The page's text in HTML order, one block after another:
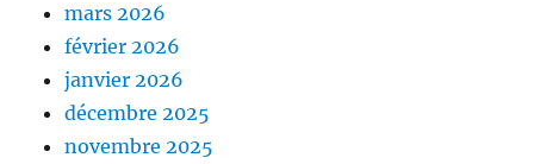
mars 2026
février 2026
janvier 2026
décembre 2025
novembre 2025